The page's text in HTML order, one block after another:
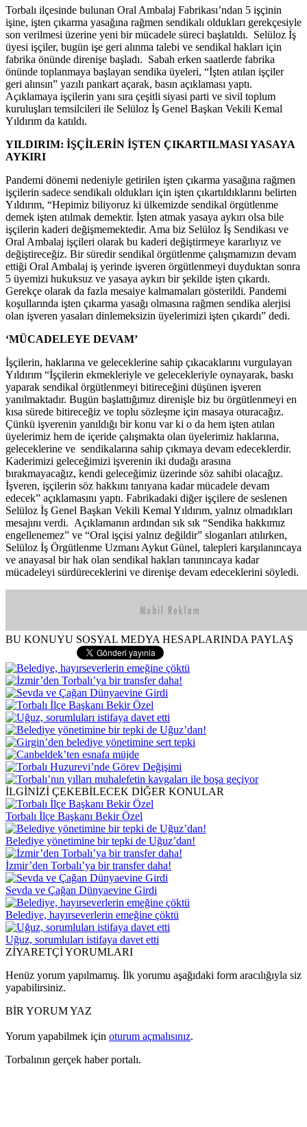
Torbalı ilçesinde bulunan Oral Ambalaj Fabrikası’ndan 5 işçinin
işine, işten çıkarma yasağına rağmen sendikalı oldukları gerekçesiyle
son verilmesi üzerine yeni bir mücadele süreci başlatıldı. Selüloz İş
üyesi işçiler, bugün işe geri alınma talebi ve sendikal hakları için
fabrika önünde direnişe başladı. Sabah erken saatlerde fabrika
önünde toplanmaya başlayan sendika üyeleri, “İşten atılan işçiler
geri alınsın” yazılı pankart açarak, basın açıklaması yaptı.
Açıklamaya işçilerin yanı sıra çeşitli siyasi parti ve sivil toplum
kuruluşları temsilcileri ile Selüloz İş Genel Başkan Vekili Kemal
Yıldırım da katıldı.
YILDIRIM: İŞÇİLERİN İŞTEN ÇIKARTILMASI YASAYA
AYKIRI
Pandemi dönemi nedeniyle getirilen işten çıkarma yasağına rağmen
işçilerin sadece sendikalı oldukları için işten çıkartıldıklarını belirten
Yıldırım, “Hepimiz biliyoruz ki ülkemizde sendikal örgütlenme
demek işten atılmak demektir. İşten atmak yasaya aykırı olsa bile
işçilerin kaderi değişmemektedir. Ama biz Selüloz İş Sendikası ve
Oral Ambalaj işçileri olarak bu kaderi değiştirmeye kararlıyız ve
değiştireceğiz. Bir süredir sendikal örgütlenme çalışmamızın devam
ettiği Oral Ambalaj iş yerinde işveren örgütlenmeyi duyduktan sonra
5 üyemizi hukuksuz ve yasaya aykırı bir şekilde işten çıkardı.
Gerekçe olarak da fazla mesaiye kalmamaları gösterildi. Pandemi
koşullarında işten çıkarma yasağı olmasına rağmen sendika alerjisi
olan işveren yasaları dinlemeksizin üyelerimizi işten çıkardı” dedi.
‘MÜCADELEYE DEVAM’
İşçilerin, haklarına ve geleceklerine sahip çıkacaklarını vurgulayan
Yıldırım “İşçilerin ekmekleriyle ve gelecekleriyle oynayarak, baskı
yaparak sendikal örgütlenmeyi bitireceğini düşünen işveren
yanılmaktadır. Bugün başlattığımız direnişle biz bu örgütlenmeyi en
kısa sürede bitireceğiz ve toplu sözleşme için masaya oturacağız.
Çünkü işverenin yanıldığı bir konu var ki o da hem işten atılan
üyelerimiz hem de içeride çalışmakta olan üyelerimiz haklarına,
geleceklerine ve sendikalarına sahip çıkmaya devam edeceklerdir.
Kaderimizi geleceğimizi işverenin iki dudağı arasına
bırakmayacağız, kendi geleceğimiz üzerinde söz sahibi olacağız.
İşveren, işçilerin söz hakkını tanıyana kadar mücadele devam
edecek” açıklamasını yaptı. Fabrikadaki diğer işçilere de seslenen
Selüloz İş Genel Başkan Vekili Kemal Yıldırım, yalnız olmadıkları
mesajını verdi. Açıklamanın ardından sık sık “Sendika hakkımız
engellenemez” ve “Oral işçisi yalnız değildir” sloganları atılırken,
Selüloz İş Örgütlenme Uzmanı Aykut Günel, talepleri karşılanıncaya
ve anayasal bir hak olan sendikal hakları tanınıncaya kadar
mücadeleyi sürdüreceklerini ve direnişe devam edeceklerini söyledi.
BU KONUYU SOSYAL MEDYA HESAPLARINDA PAYLAŞ
İLGİNİZİ ÇEKEBİLECEK DİĞER KONULAR
Torbalı İlçe Başkanı Bekir Özel
Belediye yönetimine bir tepki de Uğuz’dan!
İzmir’den Torbalı’ya bir transfer daha!
Sevda ve Çağan Dünyaevine Girdi
Belediye, hayırseverlerin emeğine çöktü
Uğuz, sorumluları istifaya davet etti
ZİYARETÇİ YORUMLARI
Henüz yorum yapılmamış. İlk yorumu aşağıdaki form aracılığıyla siz
yapabilirsiniz.
BİR YORUM YAZ
Yorum yapabilmek için oturum açmalısınız.
Torbalının gerçek haber portalı.